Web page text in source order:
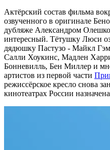
Актёрский состав фильма
озвученного в оригинале
дубляже Александром
интересный. Тётушку Люси
дядюшку Пастузо - Майкл
Салли Хоукинс, Мадлен
Бонневилль, Бен Миллер и
артистов из первой части
режиссёрское кресло снова
кинотеатрах России